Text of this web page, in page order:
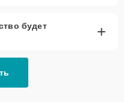
будет
+